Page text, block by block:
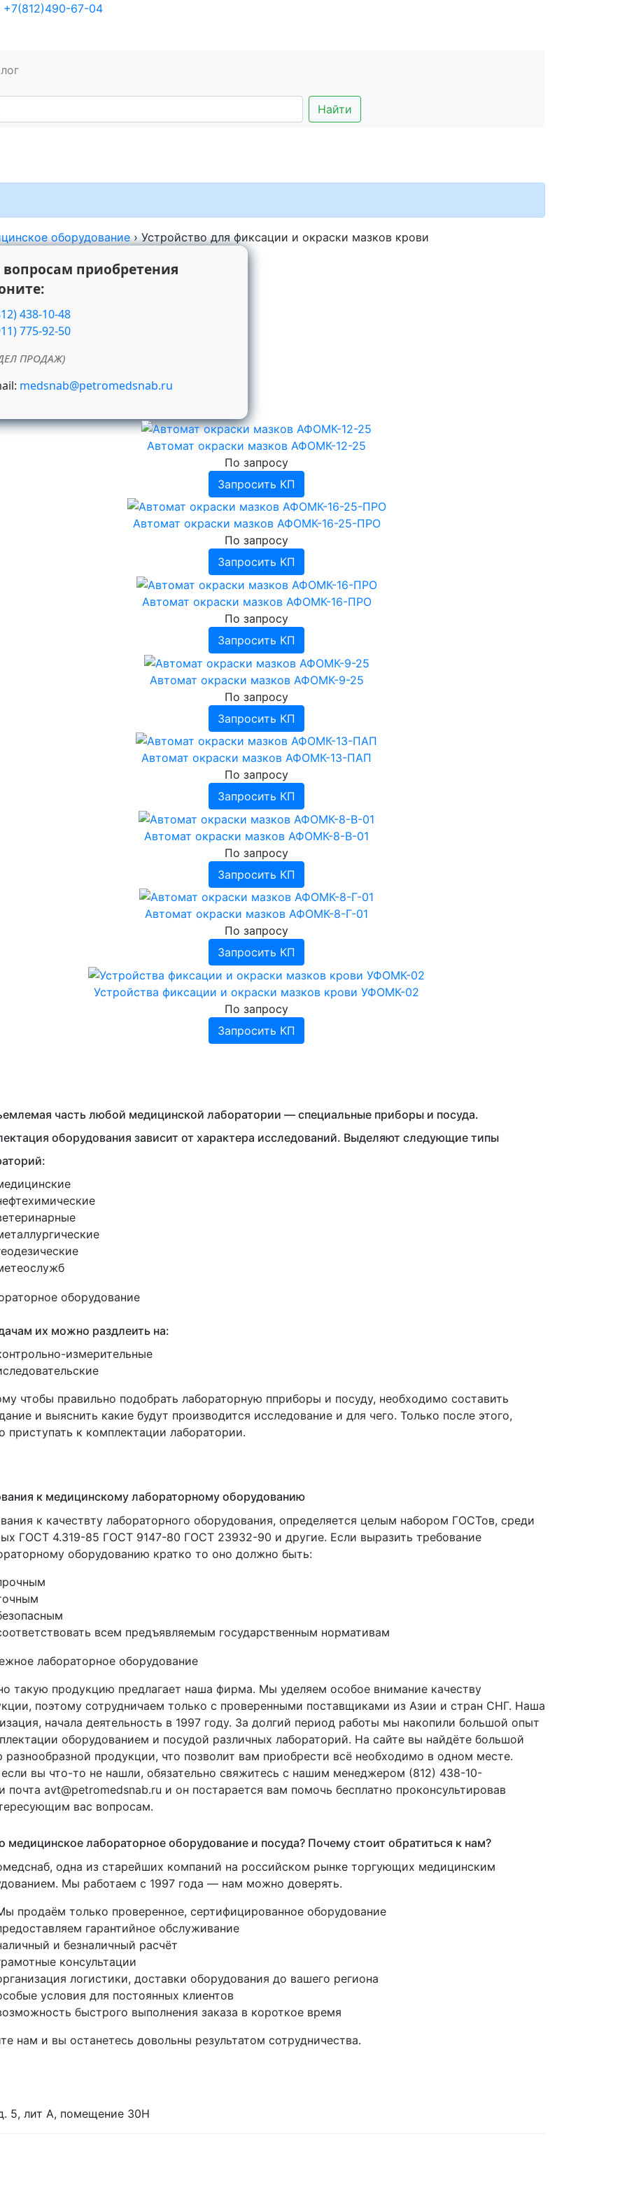
+7(812)490-67-04
Найти
оборудование ›Устройство для фиксации и окраски мазков крови
вопросам приобретения
438-10-48
775-92-50
ПРОДАЖ)
medsnab@petromedsnab.ru
Автомат окраски мазков АФОМК-12-25
По запросу
Запросить КП
Автомат окраски мазков АФОМК-16-25-ПРО
По запросу
Запросить КП
Автомат окраски мазков АФОМК-16-ПРО
По запросу
Запросить КП
Автомат окраски мазков АФОМК-9-25
По запросу
Запросить КП
Автомат окраски мазков АФОМК-13-ПАП
По запросу
Запросить КП
Автомат окраски мазков АФОМК-8-В-01
По запросу
Запросить КП
Автомат окраски мазков АФОМК-8-Г-01
По запросу
Запросить КП
Устройства фиксации и окраски мазков крови УФОМК-02
По запросу
Запросить КП
часть любой медицинской лаборатории — специальные приборы и посуда.
оборудования зависит от характера исследований. Выделяют следующие типы
их можно раздлеить на:
измерительные
чтобы правильно подобрать лабораторную пприборы и посуду, необходимо составить
и выяснить какие будут производится исследование и для чего. Только после этого,
приступать к комплектации лаборатории.
к медицинскому лабораторному оборудованию
к качествту лабораторного оборудования, определяется целым набором ГОСТов, среди
ГОСТ 4.319-85 ГОСТ 9147-80 ГОСТ 23932-90 и другие. Если выразить требование
оборудованию кратко то оно должно быть:
всем предъявляемым государственным нормативам
такую продукцию предлагает наша фирма. Мы уделяем особое внимание качеству
поэтому сотрудничаем только с проверенными поставщиками из Азии и стран СНГ. Наша
начала деятельность в 1997 году. За долгий период работы мы накопили большой опыт
оборудованием и посудой различных лабораторий. На сайте вы найдёте большой
разнообразной продукции, что позволит вам приобрести всё необходимо в одном месте.
вы что-то не нашли, обязательно свяжитесь с нашим менеджером (812) 438-10-
почта avt@petromedsnab.ru и он постарается вам помочь бесплатно проконсультировав
вас вопросам.
медицинское лабораторное оборудование и посуда? Почему стоит обратиться к нам?
одна из старейших компаний на российском рынке торгующих медицинским
Мы работаем с 1997 года — нам можно доверять.
продаём только проверенное, сертифицированное оборудование
гарантийное обслуживание
и безналичный расчёт
консультации
логистики, доставки оборудования до вашего региона
условия для постоянных клиентов
быстрого выполнения заказа в короткое время
нам и вы останетесь довольны результатом сотрудничества.
5, лит А, помещение 30Н